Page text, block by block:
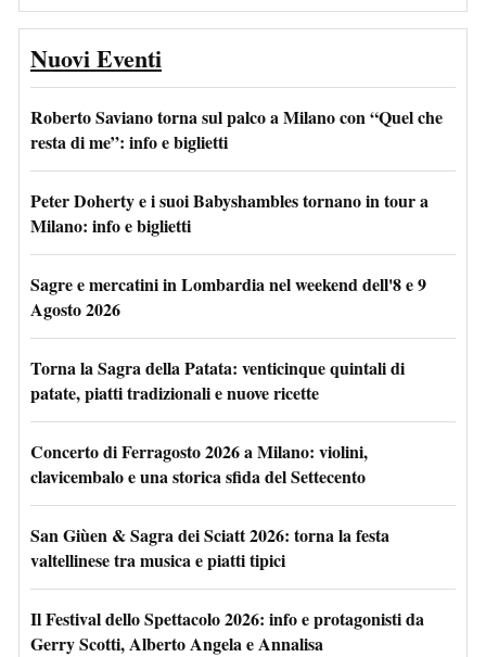
Nuovi Eventi
Roberto Saviano torna sul palco a Milano con “Quel che
resta di me”: info e biglietti
Peter Doherty e i suoi Babyshambles tornano in tour a
Milano: info e biglietti
Sagre e mercatini in Lombardia nel weekend dell'8 e 9
Agosto 2026
Torna la Sagra della Patata: venticinque quintali di
patate, piatti tradizionali e nuove ricette
Concerto di Ferragosto 2026 a Milano: violini,
clavicembalo e una storica sfida del Settecento
San Giùen & Sagra dei Sciatt 2026: torna la festa
valtellinese tra musica e piatti tipici
Il Festival dello Spettacolo 2026: info e protagonisti da
Gerry Scotti, Alberto Angela e Annalisa